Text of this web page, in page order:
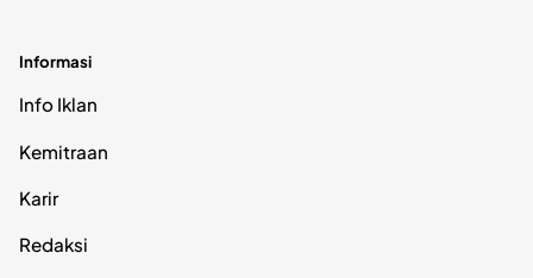
Informasi
Info Iklan
Kemitraan
Karir
Redaksi